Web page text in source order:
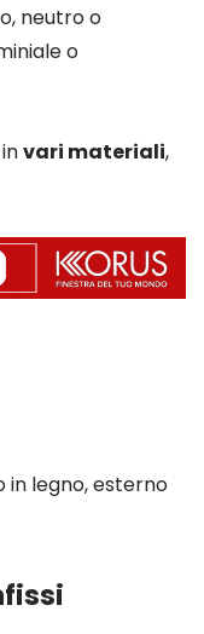
neutro o
o
vari materiali,
in legno, esterno